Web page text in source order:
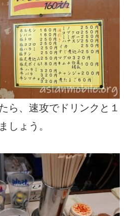
ら、速攻でドリンクと１
しょう。